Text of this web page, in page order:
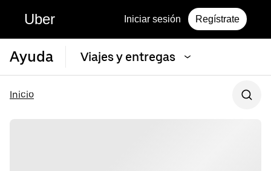
Uber Iniciar sesión Regístrate
Ayuda Viajes y entregas
Inicio